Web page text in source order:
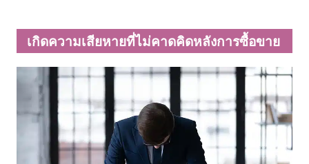
เกิดความเสียหายที่ไม่คาดคิดหลังการซื้อขาย